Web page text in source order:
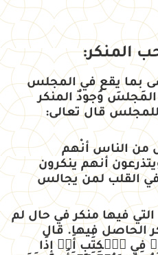
بما يقع في المجلس
وُجودٌ المنكر
للمجلس قال تعالى:
من الناس أنْهم
أنهم ينكرون
في القلب لمن يجالس
فيها منكر في حال لم
الحاصل فيها. قال
فِي ٱلۡكِتَٰبِ أَنۡ إِذَا